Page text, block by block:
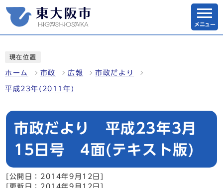
メニュー
現在位置
ホーム 市政 広報 市政だより
平成23年(2011年)
市政だより 平成23年3月
15日号 4面(テキスト版)
[公開日：2014年9月12日]
[更新日：2014年9月12日]